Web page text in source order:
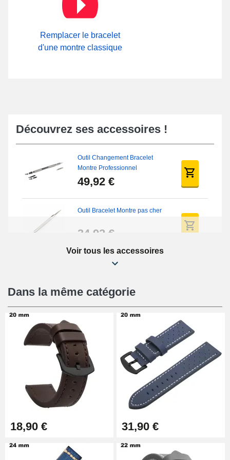
synthétique. Il est possible d'apprécier tous les types d'attaches
proposées sur notre boutique en ligne à l'intérieur de la collection
Remplacer le bracelet
d'une montre classique
Découvrez ses accessoires !
Outil Changement Bracelet
Montre Professionnel
49,92 €
Outil Bracelet Montre pas cher
34,92 €
Kit Réparation Montre Débutant
16,90 €
Pied à Coulisse Numérique
9,90 €
Pince à Poinçonner (pince trou)
57,42 €
Pince Trou pour Bracelet de
Voir tous les accessoires
Dans la même catégorie
18,90 € 31,90 €